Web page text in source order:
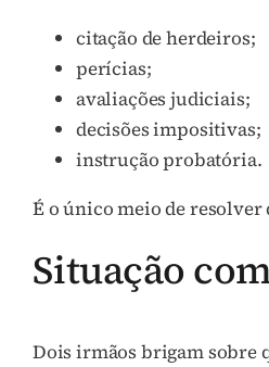
citação de herdeiros;
perícias;
avaliações judiciais;
decisões impositivas;
instrução probatória.
É o único meio de resolver
Situação
Dois irmãos brigam sobre